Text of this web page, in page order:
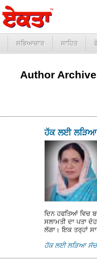
ਸਭਿਆਚਾਰ ਸਾਹਿਤ
Author
ਹੱਕ ਲਈ ਲੜਿਆ
ਦਿਨ ਹਫਤਿਆਂ ਵਿਚ
ਸਲਾਮਤੀ ਦਾ ਪਤਾ
ਲੱਗਾ। ਇਕ ਤਰ੍ਹਾਂ
ਹੱਕ ਲਈ ਲੜਿਆ ਸੱਚ